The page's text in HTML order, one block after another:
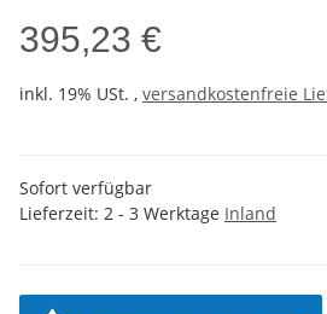
395,23 €
inkl. 19% USt. , versandkostenfreie
Sofort verfügbar
Lieferzeit: 2 - 3 Werktage Inland